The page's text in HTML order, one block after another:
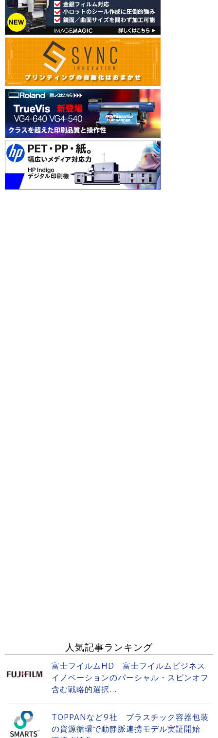
人気記事ランキング
富士フイルムHD 富士フイルムビジネス
イノベーションのパーシャル・スピンオフ
含む戦略的選択...
TOPPANなど9社 プラスチック容器包装
の資源循環で動静脈連携モデル実証開始